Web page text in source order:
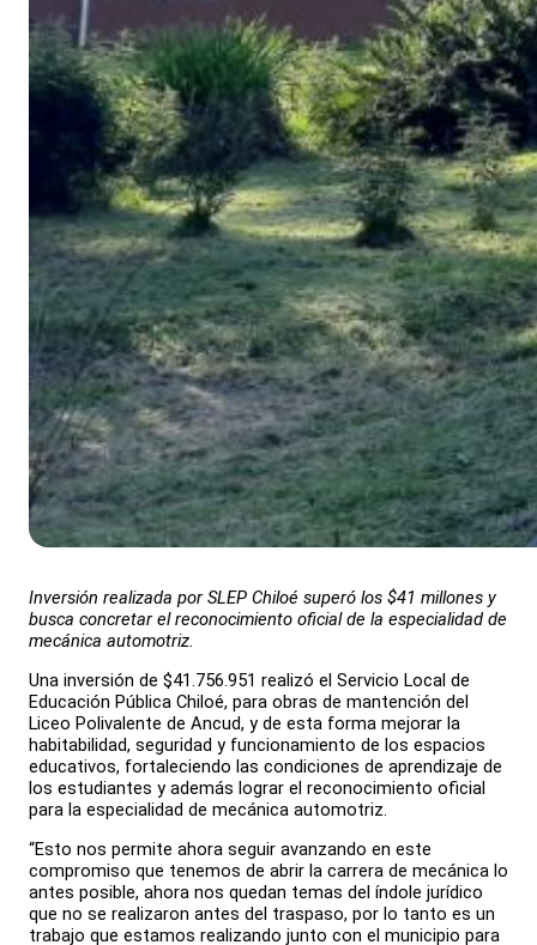
Inversión realizada por SLEP Chiloé superó los $41 millones y
busca concretar el reconocimiento oficial de la especialidad de
mecánica automotriz.
Una inversión de $41.756.951 realizó el Servicio Local de
Educación Pública Chiloé, para obras de mantención del
Liceo Polivalente de Ancud, y de esta forma mejorar la
habitabilidad, seguridad y funcionamiento de los espacios
educativos, fortaleciendo las condiciones de aprendizaje de
los estudiantes y además lograr el reconocimiento oficial
para la especialidad de mecánica automotriz.
“Esto nos permite ahora seguir avanzando en este
compromiso que tenemos de abrir la carrera de mecánica lo
antes posible, ahora nos quedan temas del índole jurídico
que no se realizaron antes del traspaso, por lo tanto es un
trabajo que estamos realizando junto con el municipio para